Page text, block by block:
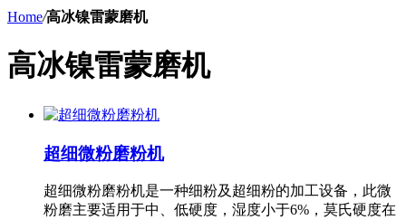
Home/高冰镍雷蒙磨机
高冰镍雷蒙磨机
超细微粉磨粉机
超细微粉磨粉机是一种细粉及超细粉的加工设备，此微
粉磨主要适用于中、低硬度，湿度小于6%，莫氏硬度在